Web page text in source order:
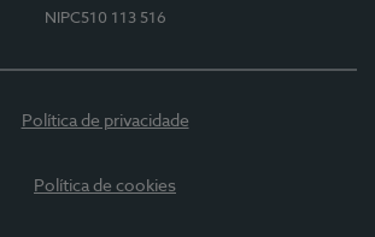
NIPC510 113 516
Política de privacidade
Política de cookies